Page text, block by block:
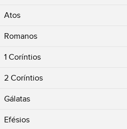
Atos
Romanos
1 Coríntios
2 Coríntios
Gálatas
Efésios